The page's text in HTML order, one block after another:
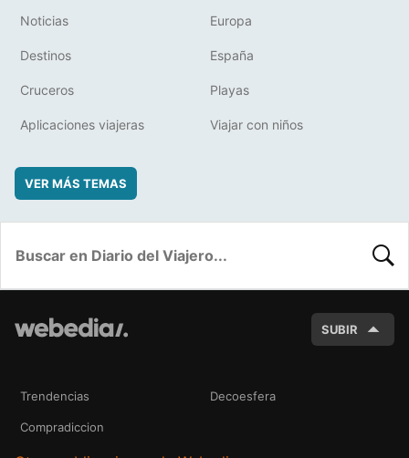
Noticias Europa
Destinos España
Cruceros Playas
Aplicaciones viajeras Viajar con niños
VER MÁS TEMAS
SUBIR
Trendencias Decoesfera
Compradiccion